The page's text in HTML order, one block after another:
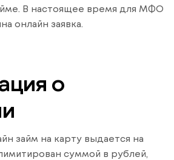
В настоящее время для МФО
онлайн заявка.
о
займ на карту выдается на
суммой в рублей,